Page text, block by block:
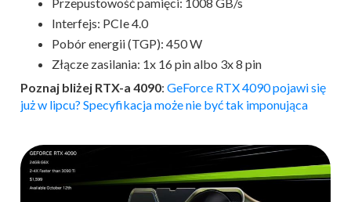
Interfejs: PCIe 4.0
Pobór energii (TGP): 450 W
Złącze zasilania: 1x 16 pin albo 3x 8 pin
Poznaj bliżej RTX-a 4090: GeForce RTX 4090 pojawi się
już w lipcu? Specyfikacja może nie być tak imponująca